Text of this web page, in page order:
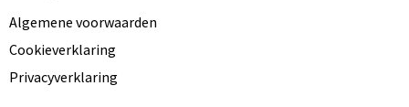
Algemene voorwaarden
Cookieverklaring
Privacyverklaring